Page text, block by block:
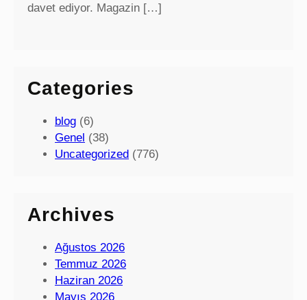
davet ediyor. Magazin […]
Categories
blog (6)
Genel (38)
Uncategorized (776)
Archives
Ağustos 2026
Temmuz 2026
Haziran 2026
Mayıs 2026